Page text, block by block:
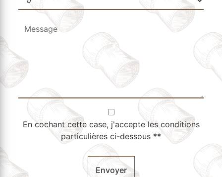
En cochant cette case, j'accepte les conditions
particulières ci-dessous **
Envoyer